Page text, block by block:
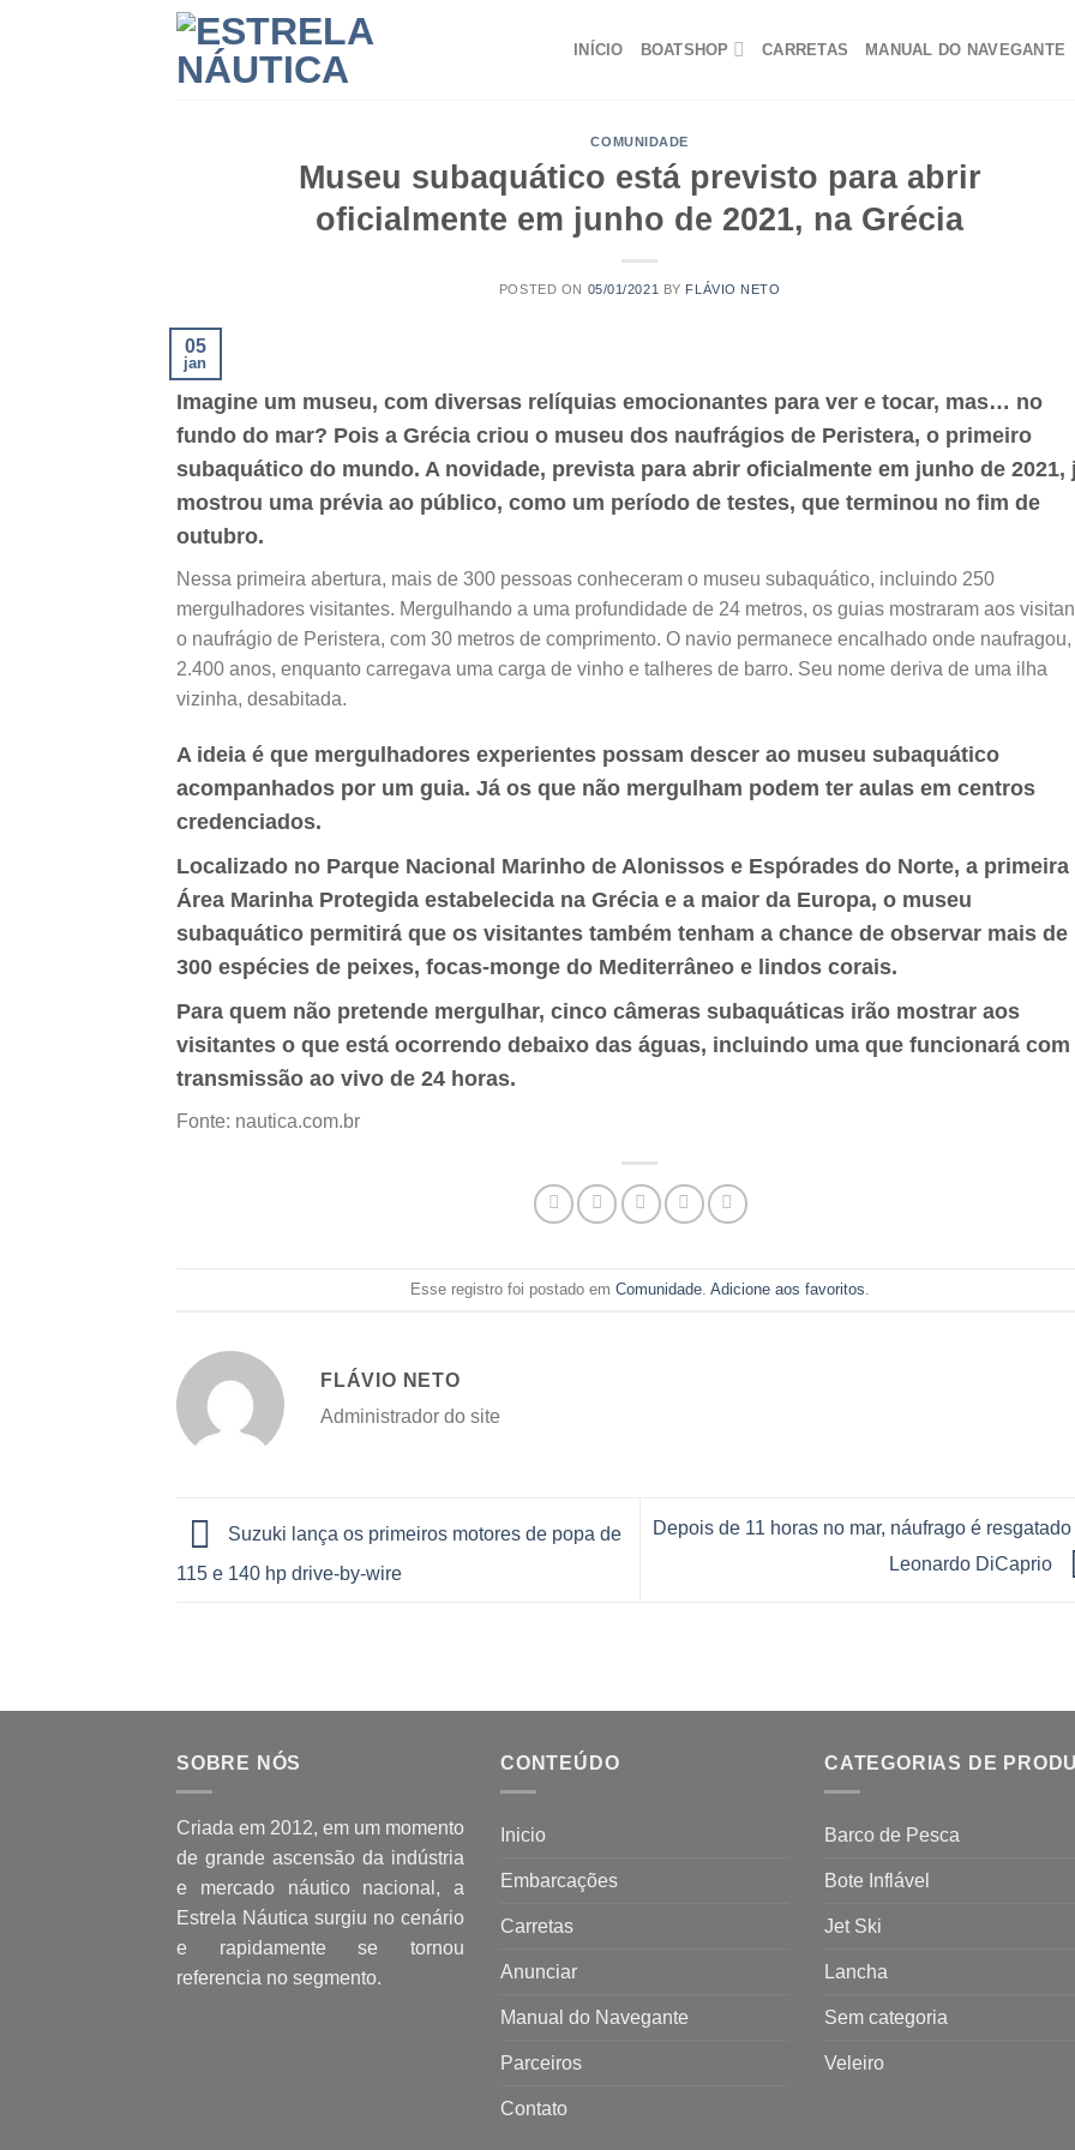
INÍCIO BOATSHOP CARRETAS MANUAL DO NAVEGANTE
COMUNIDADE
Museu subaquático está previsto para abrir
oficialmente em junho de 2021, na Grécia
POSTED ON 05/01/2021 BY FLÁVIO NETO
05
jan
Imagine um museu, com diversas relíquias emocionantes para ver e tocar, mas… no
fundo do mar? Pois a Grécia criou o museu dos naufrágios de Peristera, o primeiro
subaquático do mundo. A novidade, prevista para abrir oficialmente em junho de 2021,
mostrou uma prévia ao público, como um período de testes, que terminou no fim de
outubro.
Nessa primeira abertura, mais de 300 pessoas conheceram o museu subaquático, incluindo 250
mergulhadores visitantes. Mergulhando a uma profundidade de 24 metros, os guias mostraram aos
o naufrágio de Peristera, com 30 metros de comprimento. O navio permanece encalhado onde naufragou,
2.400 anos, enquanto carregava uma carga de vinho e talheres de barro. Seu nome deriva de uma ilha
vizinha, desabitada.
A ideia é que mergulhadores experientes possam descer ao museu subaquático
acompanhados por um guia. Já os que não mergulham podem ter aulas em centros
credenciados.
Localizado no Parque Nacional Marinho de Alonissos e Espórades do Norte, a primeira
Área Marinha Protegida estabelecida na Grécia e a maior da Europa, o museu
subaquático permitirá que os visitantes também tenham a chance de observar mais de
300 espécies de peixes, focas-monge do Mediterrâneo e lindos corais.
Para quem não pretende mergulhar, cinco câmeras subaquáticas irão mostrar aos
visitantes o que está ocorrendo debaixo das águas, incluindo uma que funcionará com
transmissão ao vivo de 24 horas.
Fonte: nautica.com.br
Esse registro foi postado em Comunidade. Adicione aos favoritos
FLÁVIO NETO
Administrador do site
Suzuki lança os primeiros motores de popa de
115 e 140 hp drive-by-wire
Depois de 11 horas no mar, náufrago é resgatado
Leonardo DiCaprio
SOBRE NÓS
Criada em 2012, em um momento
de grande ascensão da indústria
e mercado náutico nacional, a
Estrela Náutica surgiu no cenário
e rapidamente se tornou
referencia no segmento.
CONTEÚDO
Inicio
Embarcações
Carretas
Anunciar
Manual do Navegante
Parceiros
Contato
CATEGORIAS DE
Barco de Pesca
Bote Inflável
Jet Ski
Lancha
Sem categoria
Veleiro